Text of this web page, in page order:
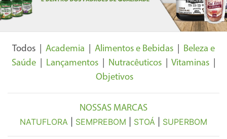
Todos | Academia Alimentos e Bebidas
Beleza e
Saúde
Lançamentos Nutracêuticos Vitaminas
Objetivos
NOSSAS MARCAS
NATUFLORA SEMPREBOM STOÁ SUPERBOM